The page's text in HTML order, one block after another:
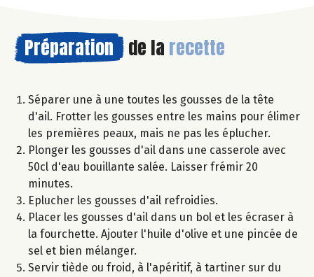
Préparation de la recette
Séparer une à une toutes les gousses de la tête
d'ail. Frotter les gousses entre les mains pour élimer
les premières peaux, mais ne pas les éplucher.
Plonger les gousses d'ail dans une casserole avec
50cl d'eau bouillante salée. Laisser frémir 20
minutes.
Eplucher les gousses d'ail refroidies.
Placer les gousses d'ail dans un bol et les écraser à
la fourchette. Ajouter l'huile d'olive et une pincée de
sel et bien mélanger.
Servir tiède ou froid, à l'apéritif, à tartiner sur du